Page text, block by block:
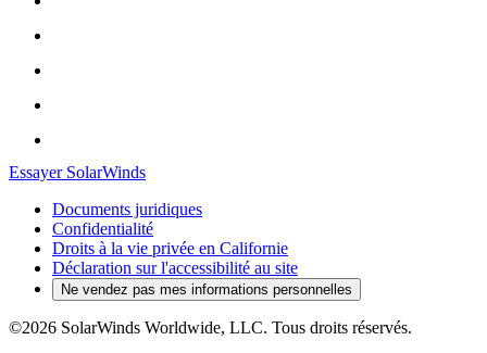
Essayer SolarWinds
Documents juridiques
Confidentialité
Droits à la vie privée en Californie
Déclaration sur l'accessibilité au site
Ne vendez pas mes informations personnelles
©2026 SolarWinds Worldwide, LLC. Tous droits réservés.